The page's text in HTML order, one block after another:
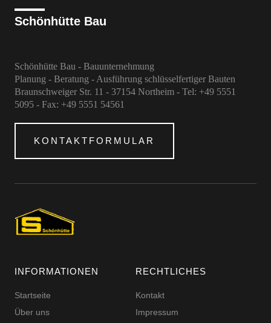
Schönhütte Bau
Schönhütte Bau - Bauunternehmung
Planung - Beratung - Ausführung schlüsselfertiger Bauten
Braunschweiger Str. 11 - 37154 Northeim - Tel: +49 5551
5095 - Fax: +49 5551 54561
KONTAKTFORMULAR
INFORMATIONEN
Startseite
Über uns
RECHTLICHES
Kontakt
Impressum